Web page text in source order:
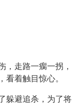
，走路一瘸一拐，
看着触目惊心。
躲避追杀，为了将